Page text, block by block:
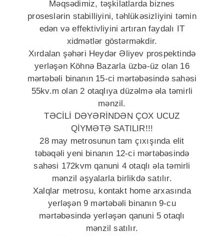
Məqsədimiz, təşkilatlarda biznes
proseslərin stabilliyini, təhlükəsizliyini təmin
edən və effektivliyini artıran faydalı IT
xidmətlər göstərməkdir.
Xırdalan şəhəri Heydər Əliyev prospektində
yerləşən Köhnə Bazarla üzbə-üz olan 16
mərtəbəli binanın 15-ci mərtəbəsində sahəsi
55kv.m olan 2 otaqlıya düzəlmə əla təmirli
mənzil.
TƏCİLİ DƏYƏRİNDƏN ÇOX UCUZ
QİYMƏTƏ SATILIR!!!
28 may metrosunun tam çıxışında elit
təbəqəli yeni binanın 12-ci mərtəbəsində
sahəsi 172kvm qanuni 4 otaqlı əla təmirli
mənzil əşyalarla birlikdə satılır.
Xalqlar metrosu, kontakt home arxasında
yerləşən 9 mərtəbəli binanın 9-cu
mərtəbəsində yerləşən qanuni 5 otaqlı
mənzil satılır.